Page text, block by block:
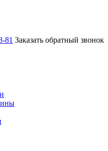
81 Заказать обратный звонок